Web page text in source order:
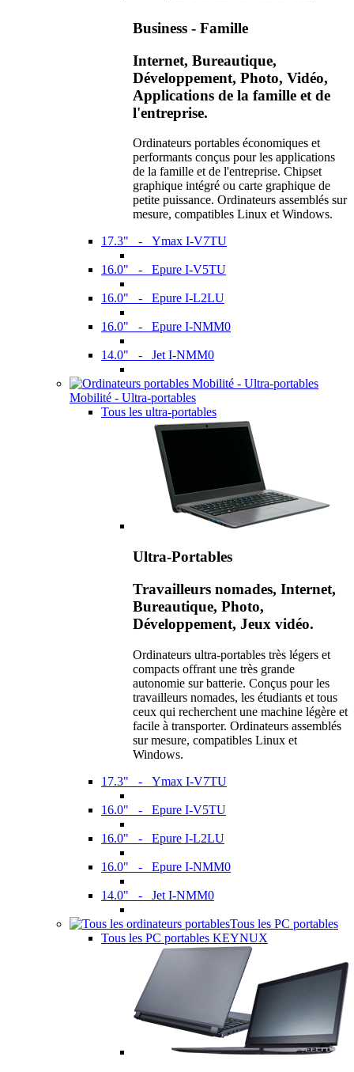
Business - Famille
Internet, Bureautique,
Développement, Photo, Vidéo,
Applications de la famille et de
l'entreprise.
Ordinateurs portables économiques et
performants conçus pour les applications
de la famille et de l'entreprise. Chipset
graphique intégré ou carte graphique de
petite puissance. Ordinateurs assemblés sur
mesure, compatibles Linux et Windows.
17.3" - Ymax I-V7TU
16.0" - Epure I-V5TU
16.0" - Epure I-L2LU
16.0" - Epure I-NMM0
14.0" - Jet I-NMM0
Mobilité - Ultra-portables
Tous les ultra-portables
Ultra-Portables
Travailleurs nomades, Internet,
Bureautique, Photo,
Développement, Jeux vidéo.
Ordinateurs ultra-portables très légers et
compacts offrant une très grande
autonomie sur batterie. Conçus pour les
travailleurs nomades, les étudiants et tous
ceux qui recherchent une machine légère et
facile à transporter. Ordinateurs assemblés
sur mesure, compatibles Linux et
Windows.
17.3" - Ymax I-V7TU
16.0" - Epure I-V5TU
16.0" - Epure I-L2LU
16.0" - Epure I-NMM0
14.0" - Jet I-NMM0
Tous les PC portables
Tous les PC portables KEYNUX